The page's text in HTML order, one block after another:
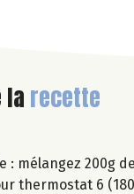
larecette
: mélangez 200g
thermostat 6